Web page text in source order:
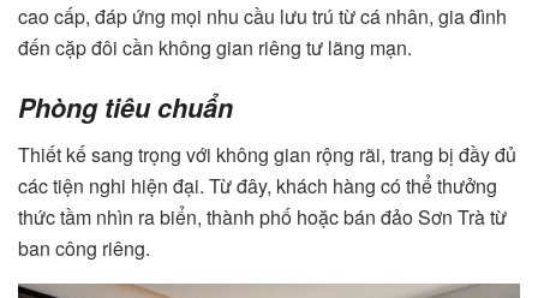
cao cấp, đáp ứng mọi nhu cầu lưu trú từ cá nhân, gia đình
đến cặp đôi cần không gian riêng tư lãng mạn.
Phòng tiêu chuẩn
Thiết kế sang trọng với không gian rộng rãi, trang bị đầy đủ
các tiện nghi hiện đại. Từ đây, khách hàng có thể thưởng
thức tầm nhìn ra biển, thành phố hoặc bán đảo Sơn Trà từ
ban công riêng.